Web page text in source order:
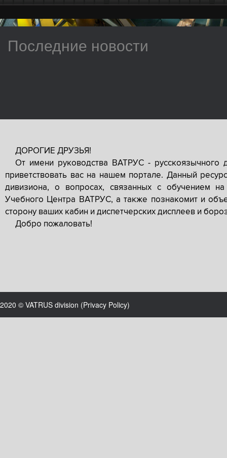
Последние новости
ДОРОГИЕ ДРУЗЬЯ!
От имени руководства ВАТРУС -
приветствовать вас на нашем портале. Данный
дивизиона, о вопросах, связанных с обучением
Учебного Центра ВАТРУС, а также познакомит и
сторону ваших кабин и диспетчерских дисплеев и
Добро пожаловать!
2020 © VATRUS division (Privacy Policy)